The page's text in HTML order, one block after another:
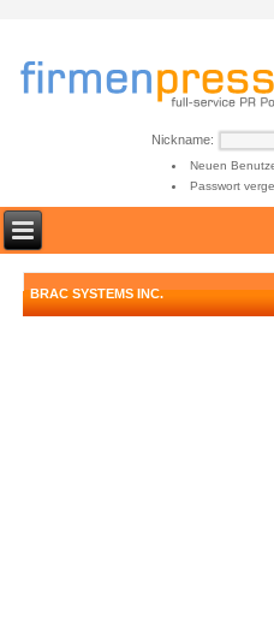
Nickname:
Neuen
Passwort
BRAC SYSTEMS INC.